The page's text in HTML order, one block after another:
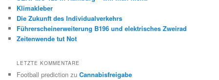
Klimakleber
Die Zukunft des Individualverkehrs
Führerscheinerweiterung B196 und elektrisches Zweirad
Zeitenwende tut Not
LETZTE KOMMENTARE
Football prediction zuCannabisfreigabe